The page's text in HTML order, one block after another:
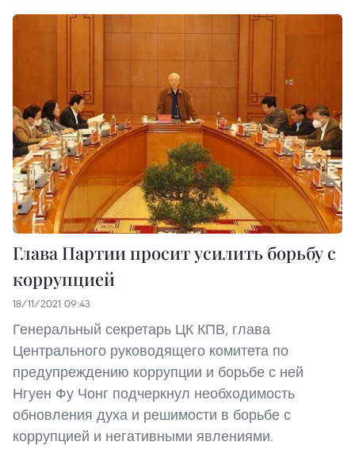
Глава Партии просит усилить борьбу с
коррупцией
18/11/2021 09:43
Генеральный секретарь ЦК КПВ, глава
Центрального руководящего комитета по
предупреждению коррупции и борьбе с ней
Нгуен Фу Чонг подчеркнул необходимость
обновления духа и решимости в борьбе с
коррупцией и негативными явлениями.